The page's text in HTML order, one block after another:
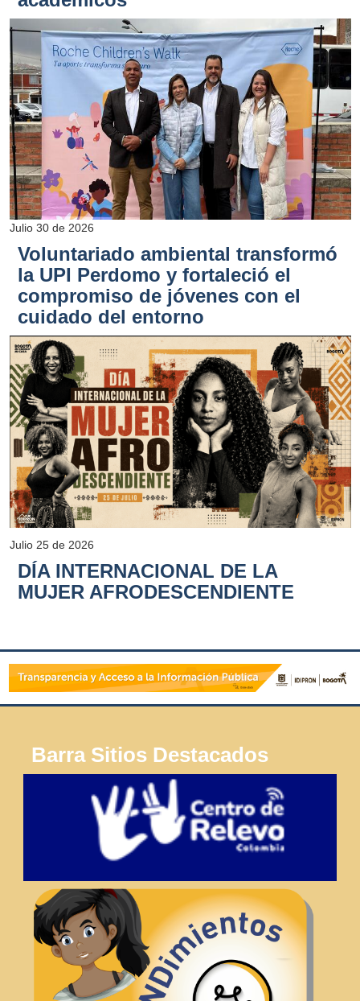
Julio 30 de 2026
Voluntariado ambiental transformó
la UPI Perdomo y fortaleció el
compromiso de jóvenes con el
cuidado del entorno
Julio 25 de 2026
DÍA INTERNACIONAL DE LA
MUJER AFRODESCENDIENTE
Barra Sitios Destacados